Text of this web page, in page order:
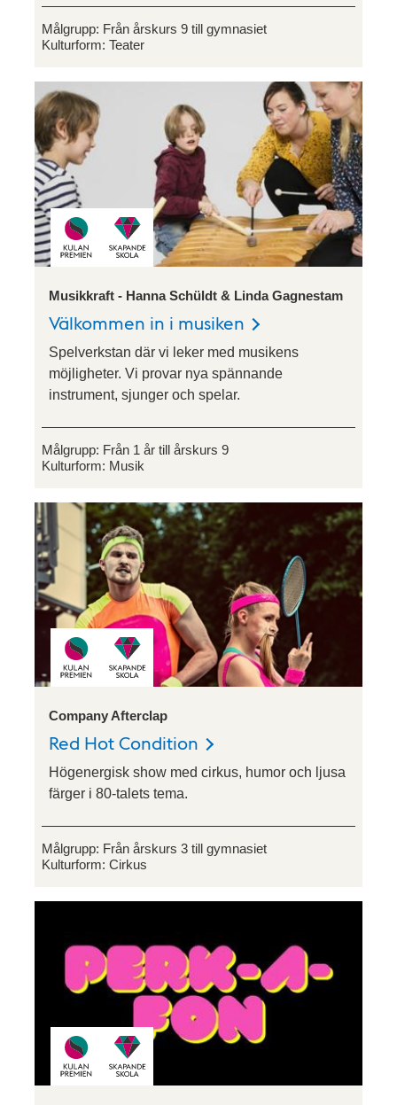
Målgrupp: Från årskurs 9 till gymnasiet
Kulturform: Teater
Musikkraft - Hanna Schüldt & Linda Gagnestam
Välkommen in i musiken
Spelverkstan där vi leker med musikens
möjligheter. Vi provar nya spännande
instrument, sjunger och spelar.
Målgrupp: Från 1 år till årskurs 9
Kulturform: Musik
Company Afterclap
Red Hot Condition
Högenergisk show med cirkus, humor och ljusa
färger i 80-talets tema.
Målgrupp: Från årskurs 3 till gymnasiet
Kulturform: Cirkus